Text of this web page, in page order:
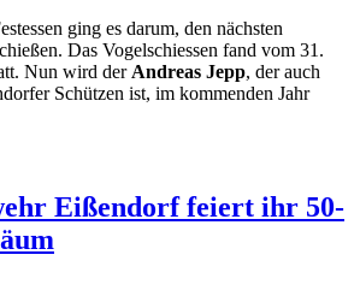
ging es darum, den nächsten
Das Vogelschiessen fand vom 31.
Nun wird der Andreas Jepp, der auch
Schützen ist, im kommenden Jahr
Eißendorf feiert ihr 50-